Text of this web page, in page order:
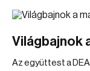
Világbajnok
Az együttest a